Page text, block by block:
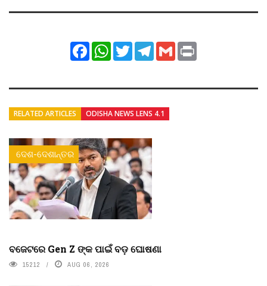
FacebookWhatsApp
TwitterTelegram
Gmail
RELATED ARTICLES ODISHA NEWS LENS 4.1
ଦେଶ-ଦେଶାନ୍ତର
ବଜେଟରେ Gen Z ଙ୍କ ପାଇଁ ବଡ଼ ଘୋଷଣା
15212 AUG 06, 2026